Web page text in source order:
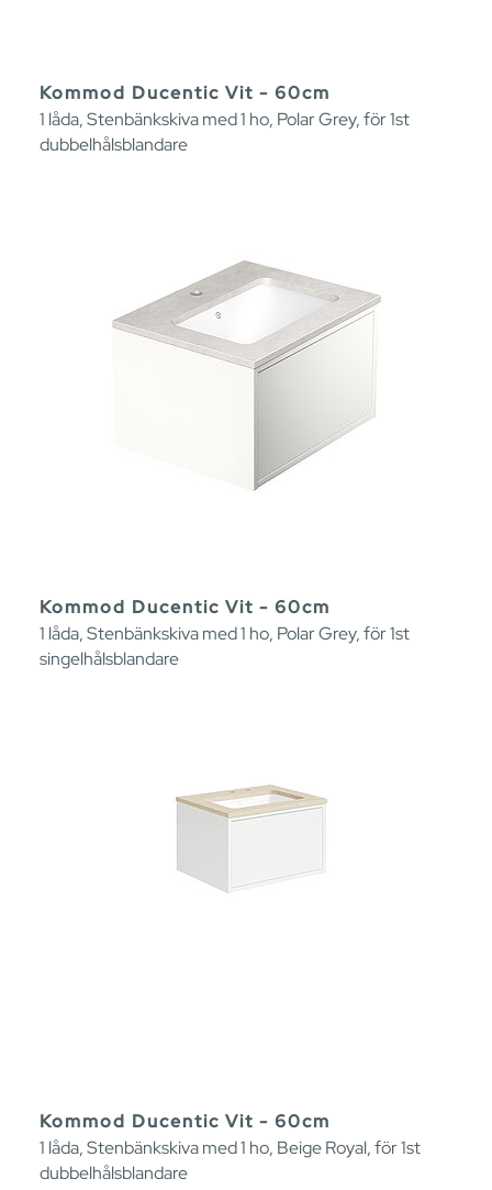
Kommod Ducentic Vit - 60cm
1 låda, Stenbänkskiva med 1 ho, Polar Grey, för 1st
dubbelhålsblandare
Kommod Ducentic Vit - 60cm
1 låda, Stenbänkskiva med 1 ho, Polar Grey, för 1st
singelhålsblandare
Kommod Ducentic Vit - 60cm
1 låda, Stenbänkskiva med 1 ho, Beige Royal, för 1st
dubbelhålsblandare